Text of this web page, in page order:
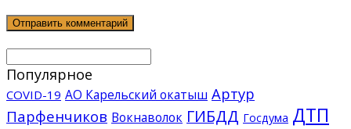
Популярное
COVID-19 АО Карельский окатыш Артур
Парфенчиков Вокнаволок ГИБДД Госдума ДТП